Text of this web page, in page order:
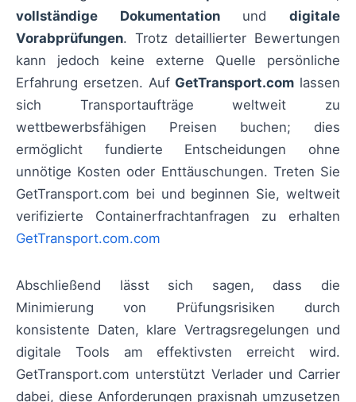
vollständige Dokumentationunddigitale
Vorabprüfungen. Trotz detaillierter Bewertungen
kann jedoch keine externe Quelle persönliche
Erfahrung ersetzen. Auf GetTransport.com lassen
sich Transportaufträge weltweit zu
wettbewerbsfähigen Preisen buchen; dies
ermöglicht fundierte Entscheidungen ohne
unnötige Kosten oder Enttäuschungen. Treten Sie
GetTransport.com bei und beginnen Sie, weltweit
verifizierte Containerfrachtanfragen zu erhalten
GetTransport.com.com
Abschließend lässt sich sagen, dass die
Minimierung von Prüfungsrisiken durch
konsistente Daten, klare Vertragsregelungen und
digitale Tools am effektivsten erreicht wird.
GetTransport.com unterstützt Verlader und Carrier
dabei, diese Anforderungen praxisnah umzusetzen